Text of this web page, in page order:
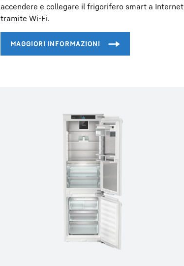
accendere e collegare il frigorifero smart a Internet
tramite Wi-Fi.